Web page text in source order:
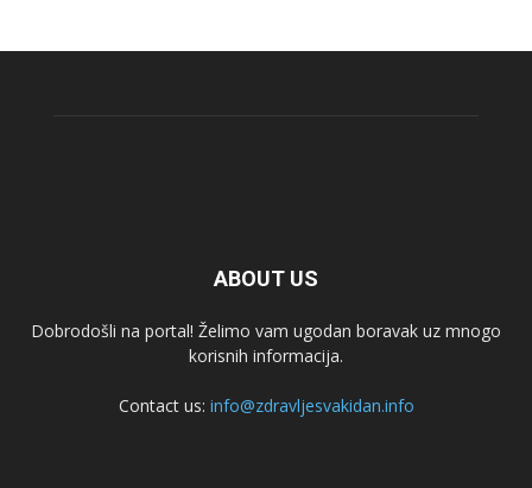
ABOUT US
Dobrodošli na portal! Želimo vam ugodan boravak uz mnogo
korisnih informacija.
Contact us: info@zdravljesvakidan.info